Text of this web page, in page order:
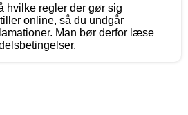
hvilke regler der gør sig
online, så du undgår
Man bør derfor læse